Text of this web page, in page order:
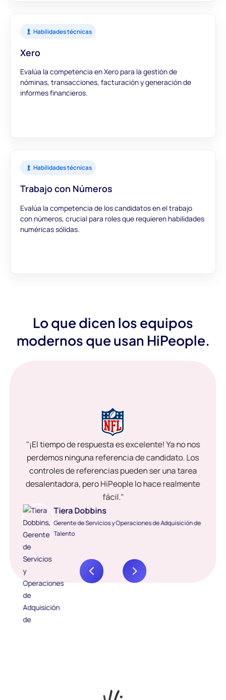
Habilidades técnicas
Xero
Evalúa la competencia en Xero para la gestión de
nóminas, transacciones, facturación y generación de
informes financieros.
Habilidades técnicas
Trabajo con Números
Evalúa la competencia de los candidatos en el trabajo
con números, crucial para roles que requieren habilidades
numéricas sólidas.
Lo que dicen los equipos
modernos que usan HiPeople.
"¡El tiempo de respuesta es excelente! Ya no nos
perdemos ninguna referencia de candidato. Los
controles de referencias pueden ser una tarea
desalentadora, pero HiPeople lo hace realmente
fácil."
Tiera Dobbins
Gerente de Servicios y Operaciones de Adquisición de
Talento